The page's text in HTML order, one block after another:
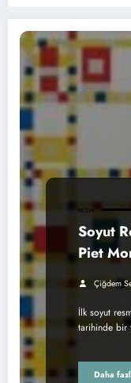
RESIM
Soyut
Piet
Çiğdem
İlk soyut
tarihinde bir
Daha